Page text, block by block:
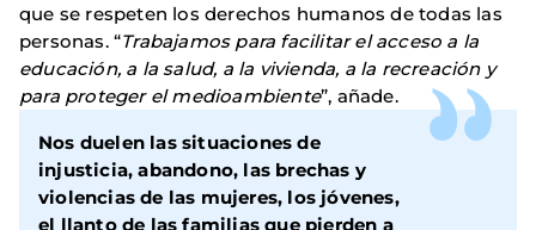
que se respeten los derechos humanos de todas las
personas. “Trabajamos para facilitar el acceso a la
educación, a la salud, a la vivienda, a la recreación y
para proteger el medioambiente”, añade.
Nos duelen las situaciones de
injusticia, abandono, las brechas y
violencias de las mujeres, los jóvenes,
el llanto de las familias que pierden a